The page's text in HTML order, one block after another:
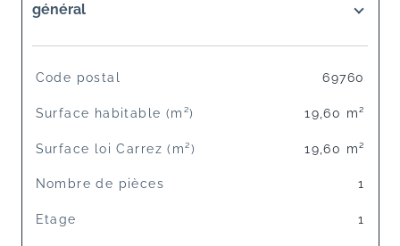
général
TRAD_SIROCCO_Caracteristique
Code postal 69760
Surface habitable (m²) 19,60 m²
Surface loi Carrez (m²) 19,60 m²
Nombre de pièces 1
Etage 1